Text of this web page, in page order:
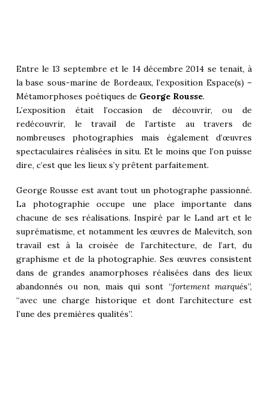
Entre le 13 septembre et le 14 décembre 2014 se tenait, à
la base sous-marine de Bordeaux, l’exposition Espace(s) –
Métamorphoses poétiques de George Rousse.
L’exposition était l’occasion de découvrir, ou de
redécouvrir, le travail de l’artiste au travers de
nombreuses photographies mais également d’œuvres
spectaculaires réalisées in situ. Et le moins que l’on puisse
dire, c’est que les lieux s’y prêtent parfaitement.
George Rousse est avant tout un photographe passionné.
La photographie occupe une place importante dans
chacune de ses réalisations. Inspiré par le Land art et le
suprématisme, et notamment les œuvres de Malevitch, son
travail est à la croisée de l’architecture, de l’art, du
graphisme et de la photographie. Ses œuvres consistent
dans de grandes anamorphoses réalisées dans des lieux
abandonnés ou non, mais qui sont “fortement marqués”,
“avec une charge historique et dont l’architecture est
l’une des premières qualités”.